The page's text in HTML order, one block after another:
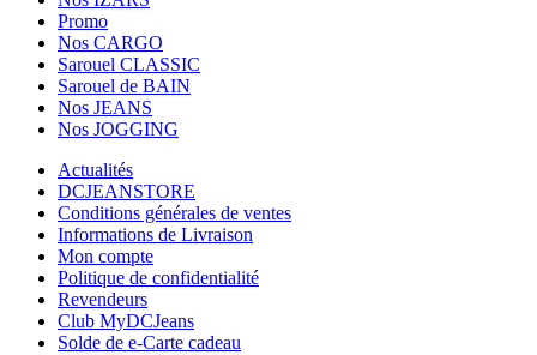
Promo
Nos CARGO
Sarouel CLASSIC
Sarouel de BAIN
Nos JEANS
Nos JOGGING
Actualités
DCJEANSTORE
Conditions générales de ventes
Informations de Livraison
Mon compte
Politique de confidentialité
Revendeurs
Club MyDCJeans
Solde de e-Carte cadeau